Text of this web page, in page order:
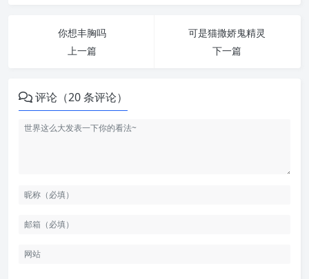
你想丰胸吗
上一篇
可是猫撒娇鬼精灵
下一篇
评论（20 条评论）